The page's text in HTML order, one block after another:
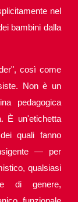
nel
bambini dalla
così come
Non è un
pedagogica
È un'etichetta
quali fanno
— per
qualsiasi
di genere,